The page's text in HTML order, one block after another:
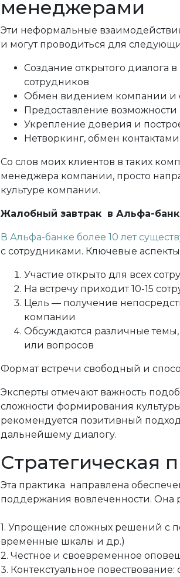
менеджерами
Эти неформальные
и могут проводиться для
Создание открытого диалога
сотрудников
Обмен видением компании и
Предоставление
Укрепление доверия и
Нетворкинг, обмен
Со слов моих клиентов в таких
менеджера компании, просто
культуре компании.
Жалобный завтрак в Альфа-
В Альфа-банке более 10 лет
с сотрудниками. Ключевые
Участие открыто для всех
На встречу приходит 10-15
Цель — получение
компании
Обсуждаются различные
или вопросов
Формат встречи свободный и
Эксперты отмечают важность
сложности формирования
рекомендуется позитивный
дальнейшему диалогу.
Стратегическая
Эта практика направлена
поддержания вовлеченности. Она
1. Упрощение сложных решений с
временные шкалы и др.)
2. Честное и своевременное
3. Контекстуальное